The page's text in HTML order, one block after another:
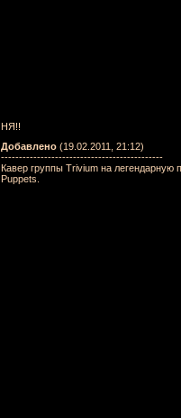
НЯ!!
Добавлено (19.02.2011, 21:12)
---------------------------------------------
Кавер группы Trivium на легендарную
Puppets.